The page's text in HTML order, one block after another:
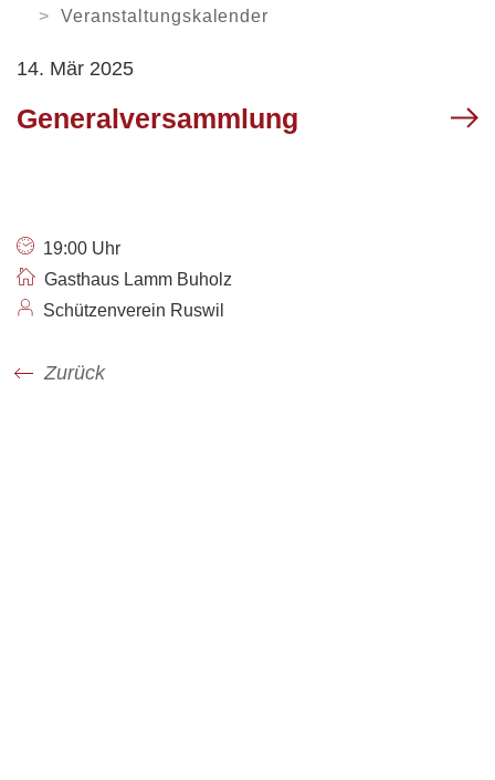
Veranstaltungskalender
Öffnungszeiten
ARBEITEN
Arbeitslosenanmeldung
Mobilität
Login
My Ruswil
14. Mär 2025
Generalversammlung
19:00 Uhr
Gasthaus Lamm Buholz
Schützenverein Ruswil
Zurück